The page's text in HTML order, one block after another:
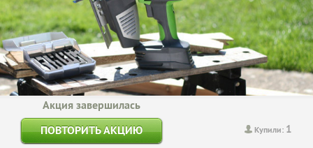
Купили: 1
Акция завершилась
ПОВТОРИТЬ АКЦИЮ